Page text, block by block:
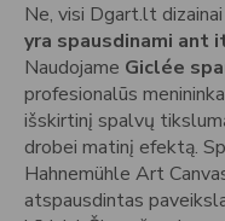
Ne, visi Dgart.lt
yra spausdinami ant
Naudojame Giclée
profesionalūs
išskirtinį spalvų
drobei matinį efektą.
Hahnemühle Art
atspausdintas